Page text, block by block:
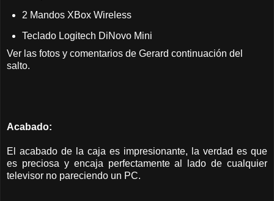
2 Mandos XBox Wireless
Teclado Logitech DiNovo Mini
Ver las fotos y comentarios de Gerard continuación del
salto.
Acabado:
El acabado de la caja es impresionante, la verdad es que
es preciosa y encaja perfectamente al lado de cualquier
televisor no pareciendo un PC.